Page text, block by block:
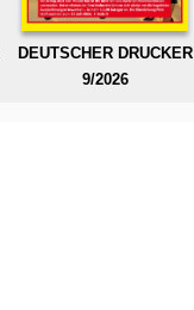
DEUTSCHER DRUCKER
9/2026